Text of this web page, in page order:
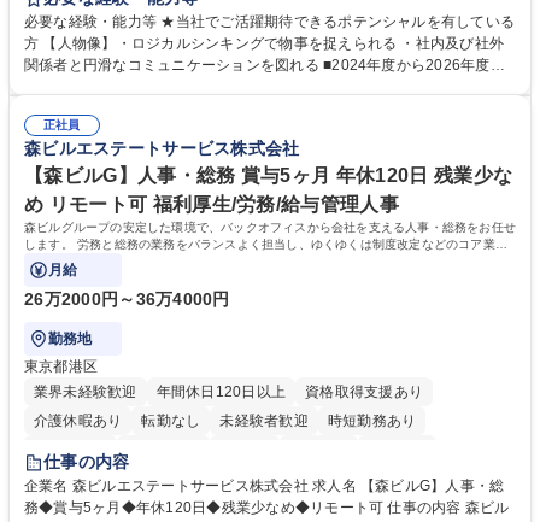
務 ■営業部門の企画スタッフ、ルート営業 【キャリアパス】入社後の配属
ポジションで一定期間ご活躍頂いた後、本人の適性及び将来のキャリアを
鑑みてジョブローテーションを行います。 【育成】OJTでの現場育成や研
表するインフラ企業 #ポテンシャル採用
必要な経験・能力等 ★当社でご活躍期待できるポテンシャルを有している
方 【人物像】・ロジカルシンキングで物事を捉えられる ・社内及び社外
関係者と円滑なコミュニケーションを図れる ■2024年度から2026年度ま
72.html ■エネルギーセキュリティの不安定化や気候変動による自然災害の
甚大化など、これまで以上に社会課題解決の重要性が高まっています。
「未来の日常」の創造に向けて持続可能な社会の実現に貢献してまいりま
す。 学歴・資格 学歴：大学院 大学 語学力： 資格：
正社員
森ビルエステートサービス株式会社
【森ビルG】人事・総務 賞与5ヶ月 年休120日 残業少な
め リモート可 福利厚生/労務/給与管理人事
森ビルグループの安定した環境で、バックオフィスから会社を支える人事・総務をお任せ
します。 労務と総務の業務をバランスよく担当し、ゆくゆくは制度改定などのコア業務
にも挑戦できる、やりがいある環境です。
月給
26万2000円～36万4000円
勤務地
東京都港区
業界未経験歓迎
年間休日120日以上
資格取得支援あり
介護休暇あり
転勤なし 未経験者歓迎
時短勤務あり
経験者歓迎
完全週休2日制
交通費支給 長期歓迎 駅近5分以内 土日祝休み
仕事の内容
企業名 森ビルエステートサービス株式会社 求人名 【森ビルG】人事・総
務◆賞与5ヶ月◆年休120日◆残業少なめ◆リモート可 仕事の内容 森ビル